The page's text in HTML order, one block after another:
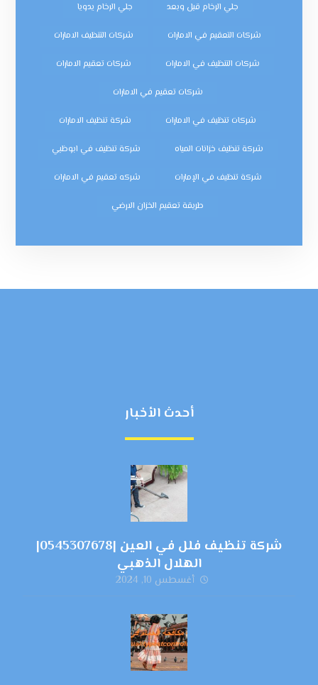
جلي الرخام قبل وبعد جلي الرخام يدويا
شركات التعقيم في الامارات شركات التنظيف الامارات
شركات التنظيف في الامارات شركات تعقيم الامارات
شركات تعقيم في الامارات
شركات تنظيف في الامارات شركة تنظيف الامارات
شركة تنظيف خزانات المياه شركة تنظيف في ابوظبي
شركة تنظيف في الإمارات شركه تعقيم في الامارات
طريقة تعقيم الخزان الارضي
أحدث الأخبار
شركة تنظيف فلل في العين |0545307678|
الهلال الذهبي
أغسطس 10, 2024